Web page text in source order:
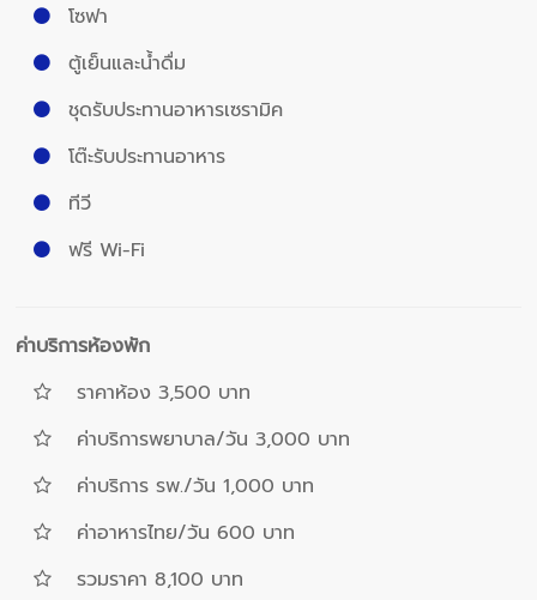
โซฟา
ตู้เย็นและน้ำดื่ม
ชุดรับประทานอาหารเซรามิค
โต๊ะรับประทานอาหาร
ทีวี
ฟรี Wi-Fi
ค่าบริการห้องพัก
ราคาห้อง 3,500 บาท
ค่าบริการพยาบาล/วัน 3,000 บาท
ค่าบริการ รพ./วัน 1,000 บาท
ค่าอาหารไทย/วัน 600 บาท
รวมราคา 8,100 บาท